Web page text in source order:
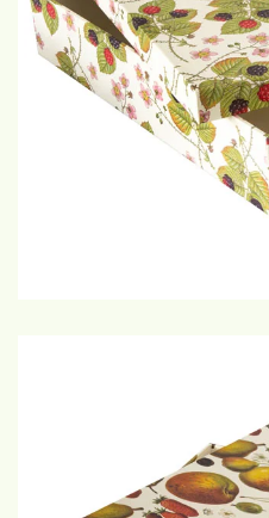
GROTE